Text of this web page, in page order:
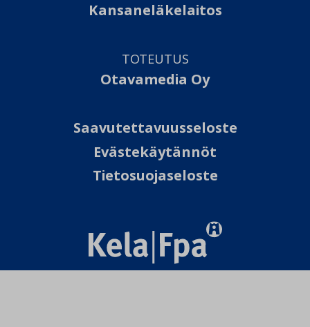
Kansaneläkelaitos
TOTEUTUS
Otavamedia Oy
Saavutettavuusseloste
Evästekäytännöt
Tietosuojaseloste